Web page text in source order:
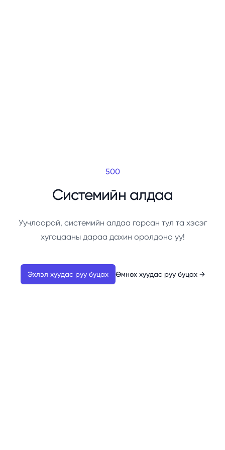
500
Системийн алдаа
Уучлаарай, системийн алдаа гарсан тул та хэсэг
хугацааны дараа дахин оролдоно уу!
Эхлэл хуудас руу буцах Өмнөх хуудас руу буцах →